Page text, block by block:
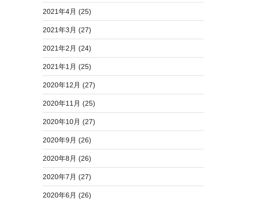
2021年4月 (25)
2021年3月 (27)
2021年2月 (24)
2021年1月 (25)
2020年12月 (27)
2020年11月 (25)
2020年10月 (27)
2020年9月 (26)
2020年8月 (26)
2020年7月 (27)
2020年6月 (26)